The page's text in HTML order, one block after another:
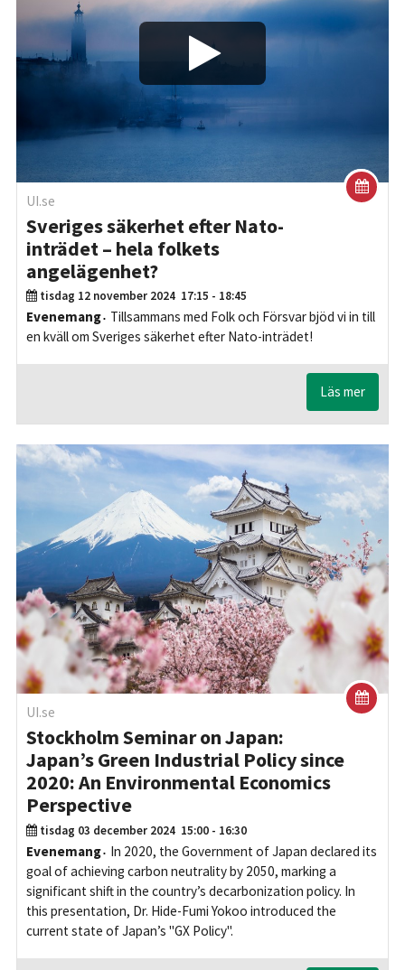
Play/Visa
UI.se
Sveriges säkerhet efter Nato-
inträdet – hela folkets
angelägenhet?
tisdag 12 november 2024 17:15 - 18:45
Evenemang
Tillsammans med Folk och Försvar bjöd vi in till
en kväll om Sveriges säkerhet efter Nato-inträdet!
Läs mer
UI.se
Stockholm Seminar on Japan:
Japan’s Green Industrial Policy since
2020: An Environmental Economics
Perspective
tisdag 03 december 2024 15:00 - 16:30
Evenemang
In 2020, the Government of Japan declared its
goal of achieving carbon neutrality by 2050, marking a
significant shift in the country’s decarbonization policy. In
this presentation, Dr. Hide-Fumi Yokoo introduced the
current state of Japan’s "GX Policy".